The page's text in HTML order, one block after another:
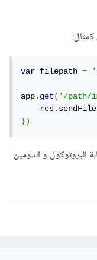
var filepath =
app.get('/path/
    res
.
})
البروتوكول و الدومين